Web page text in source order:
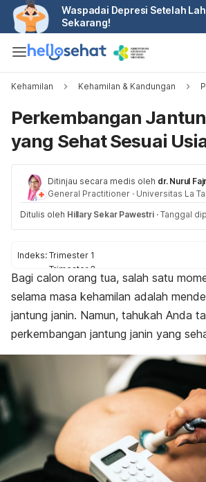
Waspadai Depresi Setelah
Sekarang!
Kehamilan Kehamilan & Kandungan
Perkembangan
yang Sehat Sesuai
Ditinjau secara medis oleh dr. Nurul
General Practitioner · Universitas La
Ditulis oleh Hillary Sekar Pawestri · Tanggal
Indeks: Trimester 1
Trimester 2
Trimester 3
Menjaga kesehatan jantung janin
Bagi calon orang tua, salah satu
selama masa kehamilan adalah
jantung janin. Namun, tahukah Anda
perkembangan jantung janin yang